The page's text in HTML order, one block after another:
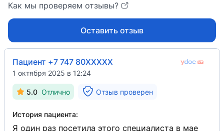
Как мы проверяем отзывы?
Оставить отзыв
Пациент +7 747 80XXXXX
1 октября 2025 в 12:24
5.0 Отлично Отзыв проверен
История пациента:
Я один раз посетила этого специалиста в мае